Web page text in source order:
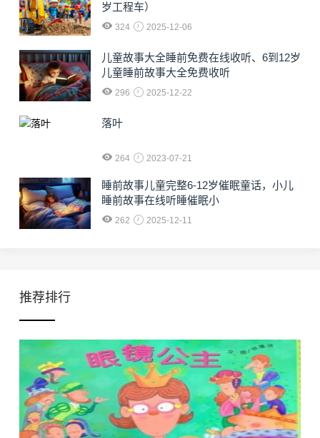
岁工程车）
324 2025-12-06
儿童故事大全睡前免费在线收听、6到12岁
儿童睡前故事大全免费收听
296 2025-12-22
落叶
264 2023-07-21
睡前故事儿童完整6-12岁催眠童话，小儿
睡前故事在线听睡催眠小
262 2025-12-11
推荐排行